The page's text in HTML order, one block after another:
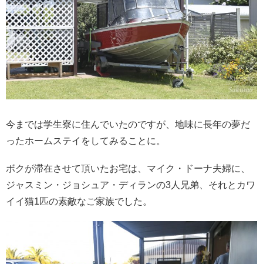
今までは学生寮に住んでいたのですが、地味に長年の夢だ
ったホームステイをしてみることに。
ボクが滞在させて頂いたお宅は、マイク・ドーナ夫婦に、
ジャスミン・ジョシュア・ディランの3人兄弟、それとカワ
イイ猫1匹の素敵なご家族でした。